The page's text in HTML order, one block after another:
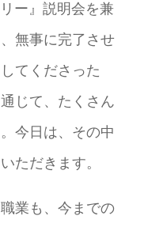
ー』説明会を兼
無事に完了させ
てくださった
じて、たくさん
今日は、その中
ただきます。
業も、今までの